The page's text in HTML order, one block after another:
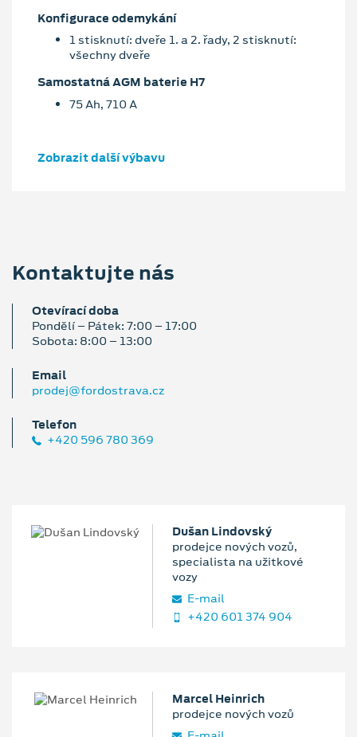
Konfigurace odemykání
1 stisknutí: dveře 1. a 2. řady, 2 stisknutí:
všechny dveře
Samostatná AGM baterie H7
75 Ah, 710 A
Zobrazit další výbavu
Kontaktujte nás
Otevírací doba
Pondělí – Pátek: 7:00 – 17:00
Sobota: 8:00 – 13:00
Email
prodej@fordostrava.cz
Telefon
+420 596 780 369
Dušan Lindovský
prodejce nových vozů,
specialista na užitkové
vozy
E‑mail
+420 601 374 904
Marcel Heinrich
prodejce nových vozů